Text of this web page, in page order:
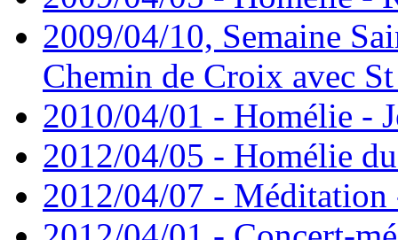
2009/04/10, Semaine
Chemin de Croix avec
2010/04/01 - Homélie -
2012/04/05 - Homélie
2012/04/07 - Méditation